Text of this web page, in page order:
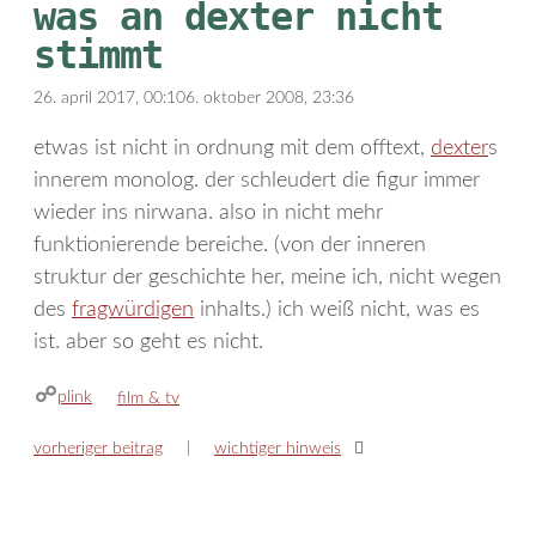
was an dexter nicht
stimmt
26. april 2017, 00:106. oktober 2008, 23:36
etwas ist nicht in ordnung mit dem offtext, dexters
innerem monolog. der schleudert die figur immer
wieder ins nirwana. also in nicht mehr
funktionierende bereiche. (von der inneren
struktur der geschichte her, meine ich, nicht wegen
des fragwürdigen inhalts.) ich weiß nicht, was es
ist. aber so geht es nicht.
plink kategorien
film & tv
vorheriger beitrag wichtiger hinweis